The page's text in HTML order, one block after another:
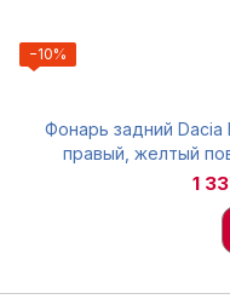
−10%
Фонарь задний Dacia
правый, желтый
1